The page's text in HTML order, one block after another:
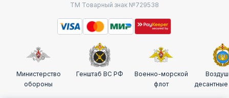
ТМ Товарный знак №729538
Министерство
обороны
Генштаб ВС РФ
Военно-морской
флот
десантные